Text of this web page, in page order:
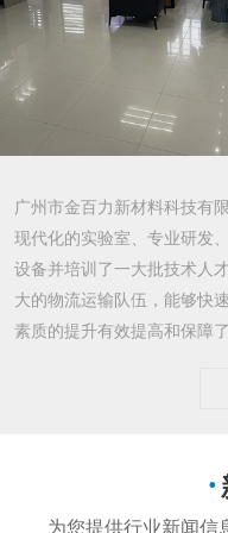
广州市金百力新材料科技有
现代化的实验室、专业研发
设备并培训了一大批技术人
大的物流运输队伍，能够快
素质的提升有效提高和保障